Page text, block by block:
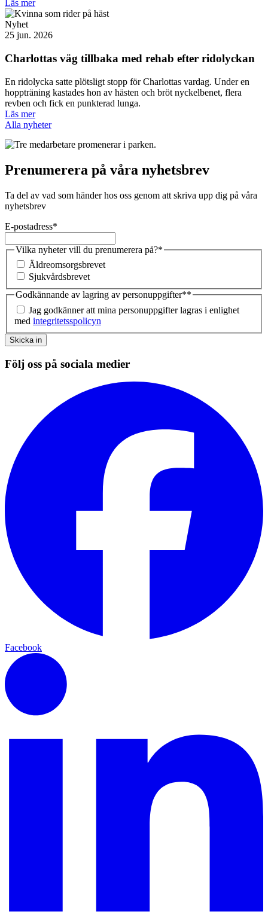
Läs mer
Nyhet
25 jun. 2026
Charlottas väg tillbaka med rehab efter ridolyckan
En ridolycka satte plötsligt stopp för Charlottas vardag. Under en
hoppträning kastades hon av hästen och bröt nyckelbenet, flera
revben och fick en punkterad lunga.
Läs mer
Alla nyheter
Prenumerera på våra nyhetsbrev
Ta del av vad som händer hos oss genom att skriva upp dig på våra
nyhetsbrev
E-postadress*
Vilka nyheter vill du prenumerera på?*
Äldreomsorgsbrevet
Sjukvårdsbrevet
Godkännande av lagring av personuppgifter**
Jag godkänner att mina personuppgifter lagras i enlighet
med integritetsspolicyn
Skicka in
Följ oss på sociala medier
Facebook